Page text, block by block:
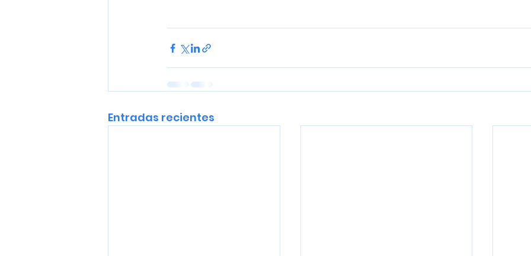
Entradas recientes